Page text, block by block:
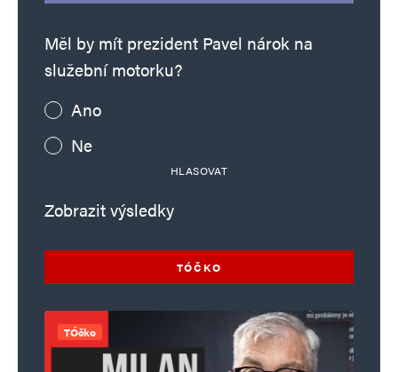
Měl by mít prezident Pavel nárok na
služební motorku?
Ano
Ne
HLASOVAT
Zobrazit výsledky
TÓČKO
TÓčko